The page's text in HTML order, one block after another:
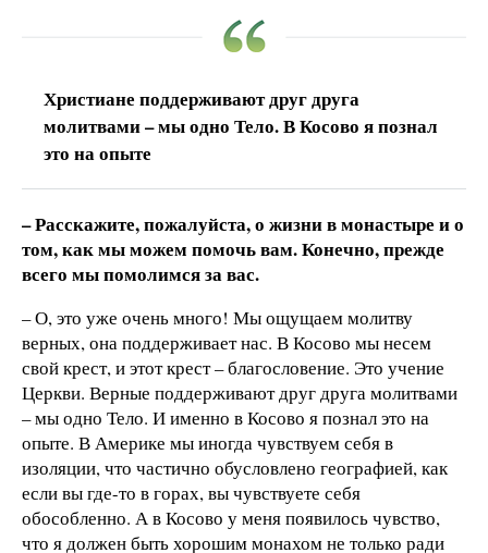
Христиане поддерживают друг друга
молитвами – мы одно Тело. В Косово я познал
это на опыте
– Расскажите, пожалуйста, о жизни в монастыре и о
том, как мы можем помочь вам. Конечно, прежде
всего мы помолимся за вас.
– О, это уже очень много! Мы ощущаем молитву
верных, она поддерживает нас. В Косово мы несем
свой крест, и этот крест – благословение. Это учение
Церкви. Верные поддерживают друг друга молитвами
– мы одно Тело. И именно в Косово я познал это на
опыте. В Америке мы иногда чувствуем себя в
изоляции, что частично обусловлено географией, как
если вы где-то в горах, вы чувствуете себя
обособленно. А в Косово у меня появилось чувство,
что я должен быть хорошим монахом не только ради